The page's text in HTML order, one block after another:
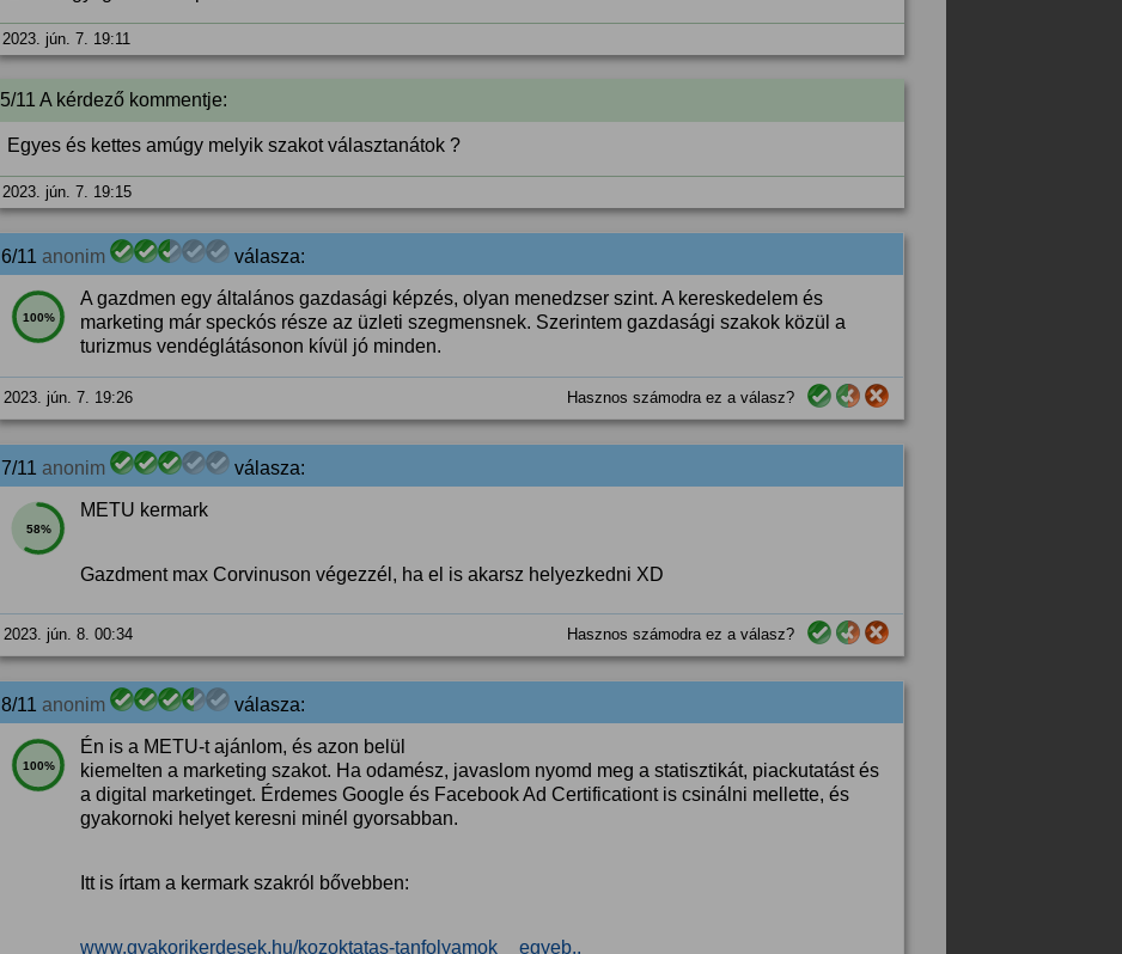
2023. jún. 7. 19:11
5/11 A kérdező kommentje:
Egyes és kettes amúgy melyik szakot választanátok ?
2023. jún. 7. 19:15
6/11 anonim válasza:
100%
A gazdmen egy általános gazdasági képzés, olyan menedzser szint. A kereskedelem és
marketing már speckós része az üzleti szegmensnek. Szerintem gazdasági szakok közül a
turizmus vendéglátásonon kívül jó minden.
2023. jún. 7. 19:26 Hasznos számodra ez a válasz?
7/11 anonim válasza:
58%
METU kermark
Gazdment max Corvinuson végezzél, ha el is akarsz helyezkedni XD
2023. jún. 8. 00:34 Hasznos számodra ez a válasz?
8/11 anonim válasza:
100%
Én is a METU-t ajánlom, és azon belül
kiemelten a marketing szakot. Ha odamész, javaslom nyomd meg a statisztikát, piackutatást és
a digital marketinget. Érdemes Google és Facebook Ad Certificationt is csinálni mellette, és
gyakornoki helyet keresni minél gyorsabban.
Itt is írtam a kermark szakról bővebben:
www.gyakorikerdesek.hu/kozoktatas-tanfolyamok__egyeb..